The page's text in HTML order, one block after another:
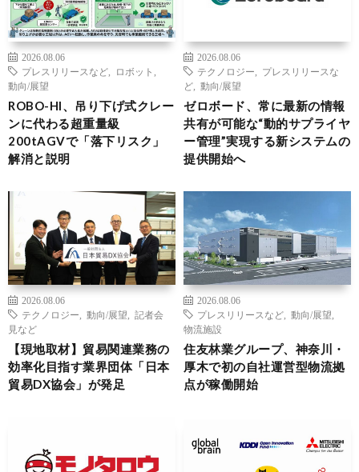
2026.08.06
プレスリリースなど
ロボット
動向/展望
ROBO-HI、吊り下げ式クレー
ンに代わる超重量級
200tAGVで「落下リスク」
解消と説明
2026.08.06
テクノロジー
プレスリリースな
ど
動向/展望
ゼロボード、常に最新の情報
共有が可能な“動的サプライヤ
ー管理”実現する新システムの
提供開始へ
2026.08.06
テクノロジー
動向/展望
記者会
見など
【現地取材】貿易関連業務の
効率化目指す業界団体「日本
貿易DX協会」が発足
2026.08.06
プレスリリースなど
動向/展望
物流施設
住友林業グループ、神奈川・
厚木で初の自社運営型物流拠
点が稼働開始